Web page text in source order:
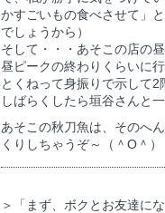
かすごいもの食べさせて」
でしょうから）
そして・・・あそこの店の
昼ピークの終わりくらいに
とくねって身振りで示して
しばらくしたら垣谷さんと
あそこの秋刀魚は、そのへ
くりしちゃうぞ～（＾O＾）
＞「まず、ボクとお友達に